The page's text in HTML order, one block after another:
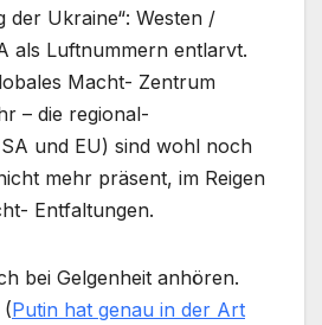
der Ukraine“: Westen /
als Luftnummern entlarvt.
Macht- Zentrum
– die regional-
und EU) sind wohl noch
mehr präsent, im Reigen
Entfaltungen.
bei Gelgenheit anhören.
(Putin hat genau in der Art